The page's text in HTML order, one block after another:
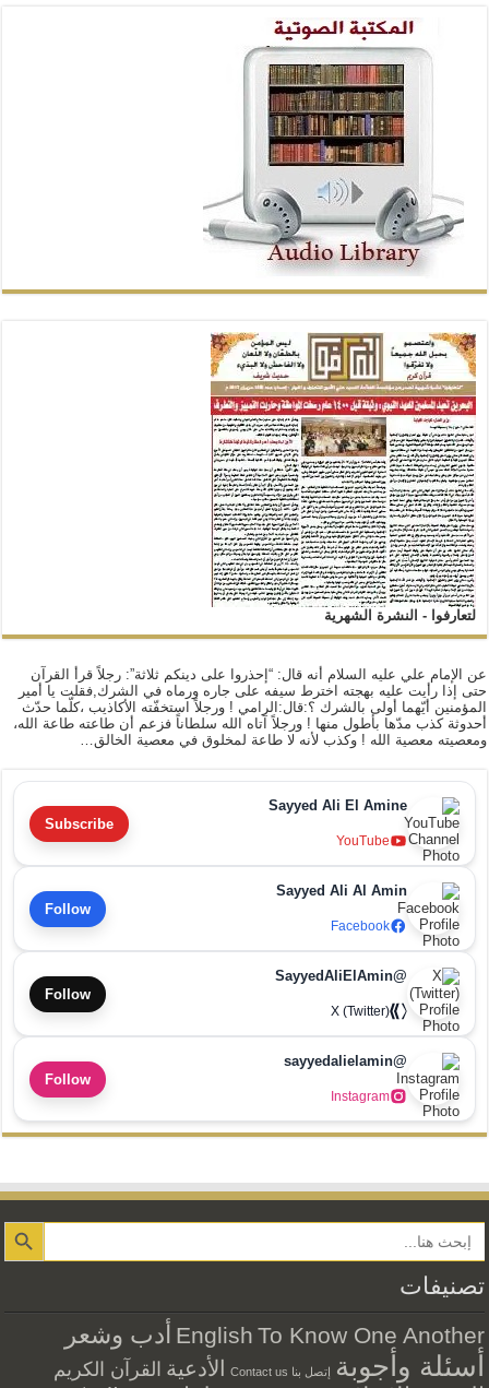
لتعارفوا - النشرة الشهرية
عن الإمام علي عليه السلام أنه قال: “إحذروا على دينكم ثلاثة”: رجلاً قرأ القرآن
حتى إذا رأيت عليه بهجته اخترط سيفه على جاره ورماه في الشرك,فقلت يا أمير
المؤمنين أيّهما أولى بالشرك ؟:قال:الرامي ! ورجلاً استخفّته الأكاذيب ،كلّما حدّث
أحدوثة كذب مدّها بأطول منها ! ورجلاً آتاه الله سلطاناً فزعم أن طاعته طاعة الله،
ومعصيته معصية الله ! وكذب لأنه لا طاعة لمخلوق في معصية الخالق…
Sayyed Ali El Amine
YouTube
Subscribe
Sayyed Ali Al Amin
Facebook
Follow
@SayyedAliElAmin
X (Twitter)
Follow
@sayyedalielamin
Instagram
Follow
Search Button
تصنيفات
English To Know One Another أدب وشعر
أسئلة وأجوبة إتصل بنا Contact us الأدعية القرآن الكريم